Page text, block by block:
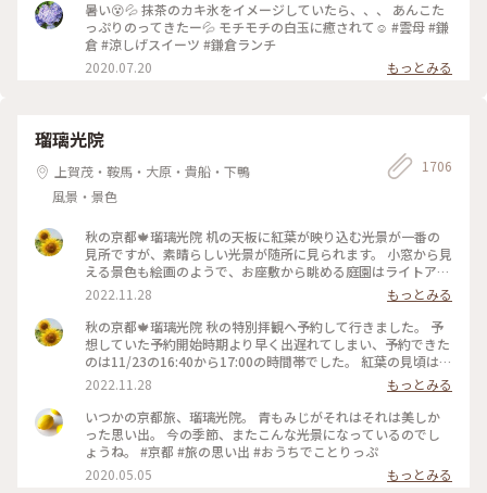
暑い😵💦 抹茶のカキ氷をイメージしていたら、、、 あんこた
っぷりのってきたー💦 モチモチの白玉に癒されて☺️ #雲母 #鎌
倉 #涼しげスイーツ #鎌倉ランチ
2020.07.20
もっとみる
瑠璃光院
上賀茂・鞍馬・大原・貴船・下鴨
風景・景色
1706
秋の京都🍁瑠璃光院 机の天板に紅葉が映り込む光景が一番の
見所ですが、素晴らしい光景が随所に見られます。 小窓から見
える景色も絵画のようで、お座敷から眺める庭園はライトアッ
プされてさらに雅です✨ 拝観が終わり、山門をくぐって振り返
ると、こちらも美しくライトアップされていました🍁♥️
2022.11.23 #秋いろとりどり #Myことりっぷ #瑠璃光院 #紅葉
狩り #紅葉 #京都
2022.11.28
もっとみる
秋の京都🍁瑠璃光院 秋の特別拝観へ予約して行きました。 予
想していた予約開始時期より早く出遅れてしまい、予約できた
のは11/23の16:40から17:00の時間帯でした。 紅葉の見頃はど
うかしら。昼でもなく夜でもなく。どんなふうに見えるんだろ
うと不安でしたが、薄暗くなってライトアップも始まった頃。
予想していた以上の素晴らしい風景がひろがっていました✨ 新
緑の頃とはまた違って雅な世界✨ 皆さんお行儀よく、机で満足
のいく写真を撮ったら後ろに並んでいる人に代わります。 敷居
を額縁に見立てて遠目から写真を撮ろうとしたら避けてくださ
ったり。 最初、夫は「春にも行ったのに」とブツブツ文句を
2022.11.28
もっとみる
いつかの京都旅、瑠璃光院。 青もみじがそれはそれは美しか
った思い出。 今の季節、またこんな光景になっているのでし
ょうね。 #京都 #旅の思い出 #おうちでことりっぷ
2020.05.05
もっとみる